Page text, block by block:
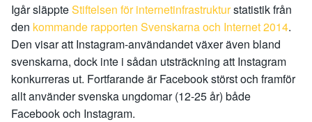
Igår släppteStiftelsen för internetinfrastrukturstatistik från
den kommande rapporten Svenskarna och Internet 2014.
Den visar att Instagram-användandet växer även bland
svenskarna, dock inte i sådan utsträckning att Instagram
konkurreras ut. Fortfarande är Facebook störst och framför
allt använder svenska ungdomar (12-25 år) både
Facebook och Instagram.